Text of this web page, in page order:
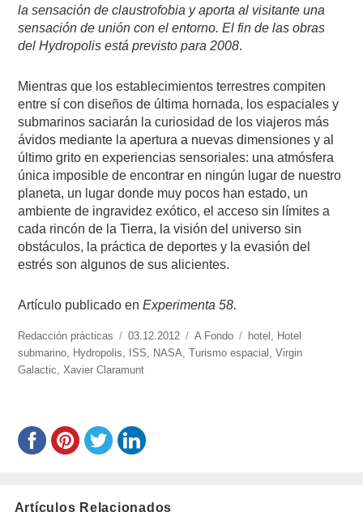
la sensación de claustrofobia y aporta al visitante una
sensación de unión con el entorno. El fin de las obras
del Hydropolis está previsto para 2008.
Mientras que los establecimientos terrestres compiten
entre sí con diseños de última hornada, los espaciales y
submarinos saciarán la curiosidad de los viajeros más
ávidos mediante la apertura a nuevas dimensiones y al
último grito en experiencias sensoriales: una atmósfera
única imposible de encontrar en ningún lugar de nuestro
planeta, un lugar donde muy pocos han estado, un
ambiente de ingravidez exótico, el acceso sin límites a
cada rincón de la Tierra, la visión del universo sin
obstáculos, la práctica de deportes y la evasión del
estrés son algunos de sus alicientes.
Artículo publicado enExperimenta 58.
https://www.experimenta.es/author/redaccion-
practicas/
Redacción prácticas
Publicado
el
03.12.2012 Categorías
A Fondo Etiquetas
hotel
Hotel
submarino Hydropolis ISS NASA ,Turismo espacial ,Virgin
Galactic ,Xavier Claramunt
Artículos Relacionados